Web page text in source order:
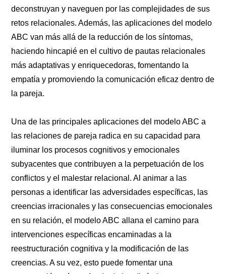
deconstruyan y naveguen por las complejidades de sus
retos relacionales. Además, las aplicaciones del modelo
ABC van más allá de la reducción de los síntomas,
haciendo hincapié en el cultivo de pautas relacionales
más adaptativas y enriquecedoras, fomentando la
empatía y promoviendo la comunicación eficaz dentro de
la pareja.
Una de las principales aplicaciones del modelo ABC a
las relaciones de pareja radica en su capacidad para
iluminar los procesos cognitivos y emocionales
subyacentes que contribuyen a la perpetuación de los
conflictos y el malestar relacional. Al animar a las
personas a identificar las adversidades específicas, las
creencias irracionales y las consecuencias emocionales
en su relación, el modelo ABC allana el camino para
intervenciones específicas encaminadas a la
reestructuración cognitiva y la modificación de las
creencias. A su vez, esto puede fomentar una